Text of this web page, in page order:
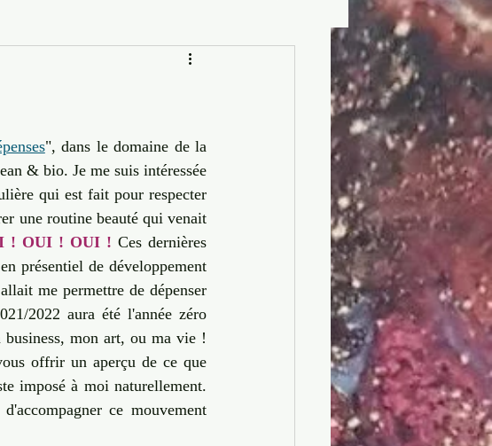
Powerful Artist
", dans le domaine de la
& bio. Je me suis intéressée
qui est fait pour respecter
une routine beauté qui venait
! OUI ! OUI ! Ces dernières
présentiel de développement
me permettre de dépenser
2022 aura été l'année zéro
business, mon art, ou ma vie !
offrir un aperçu de ce que
imposé à moi naturellement.
ce mouvement